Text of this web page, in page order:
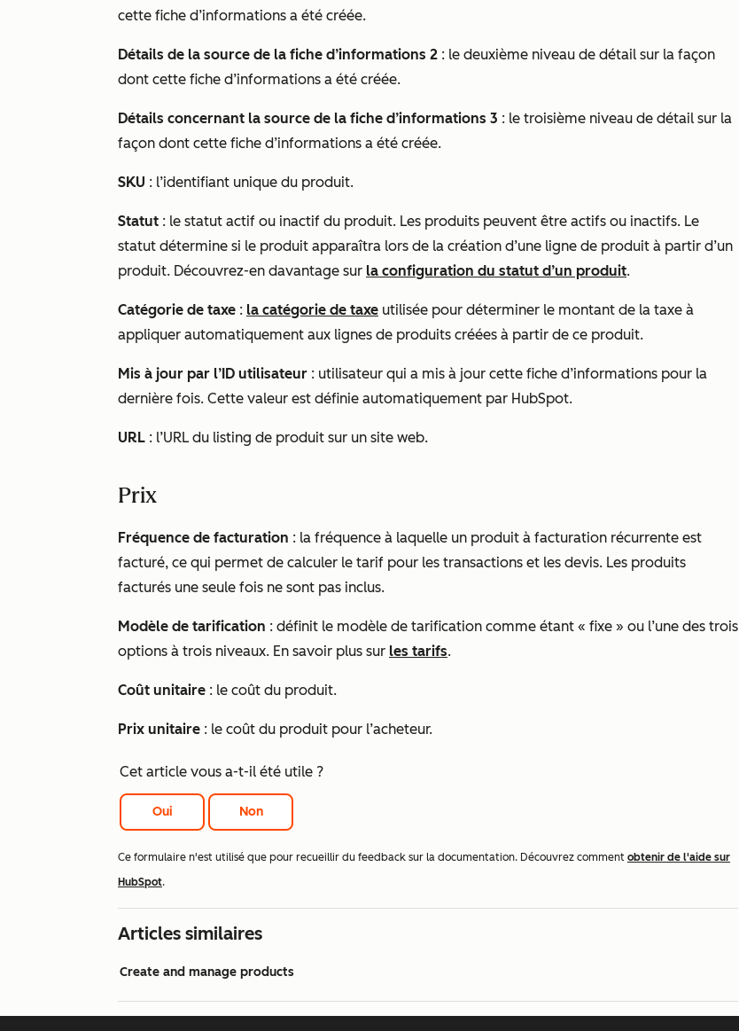
cette fiche d’informations a été créée.
Détails de la source de la fiche d’informations 2 : le deuxième niveau de détail sur la façon
dont cette fiche d’informations a été créée.
Détails concernant la source de la fiche d’informations 3 : le troisième niveau de détail sur la
façon dont cette fiche d’informations a été créée.
SKU : l’identifiant unique du produit.
Statut : le statut actif ou inactif du produit. Les produits peuvent être actifs ou inactifs. Le
statut détermine si le produit apparaîtra lors de la création d’une ligne de produit à partir d’un
produit. Découvrez-en davantage sur la configuration du statut d’un produit.
Catégorie de taxe : la catégorie de taxe utilisée pour déterminer le montant de la taxe à
appliquer automatiquement aux lignes de produits créées à partir de ce produit.
Mis à jour par l’ID utilisateur : utilisateur qui a mis à jour cette fiche d’informations pour la
dernière fois. Cette valeur est définie automatiquement par HubSpot.
URL : l’URL du listing de produit sur un site web.
Prix
Fréquence de facturation : la fréquence à laquelle un produit à facturation récurrente est
facturé, ce qui permet de calculer le tarif pour les transactions et les devis. Les produits
facturés une seule fois ne sont pas inclus.
Modèle de tarification : définit le modèle de tarification comme étant « fixe » ou l’une des trois
options à trois niveaux. En savoir plus sur les tarifs.
Coût unitaire : le coût du produit.
Prix unitaire : le coût du produit pour l’acheteur.
Cet article vous a-t-il été utile ?
Oui Non
Ce formulaire n'est utilisé que pour recueillir du feedback sur la documentation. Découvrez comment obtenir de l'aide sur
HubSpot.
Articles similaires
Create and manage products